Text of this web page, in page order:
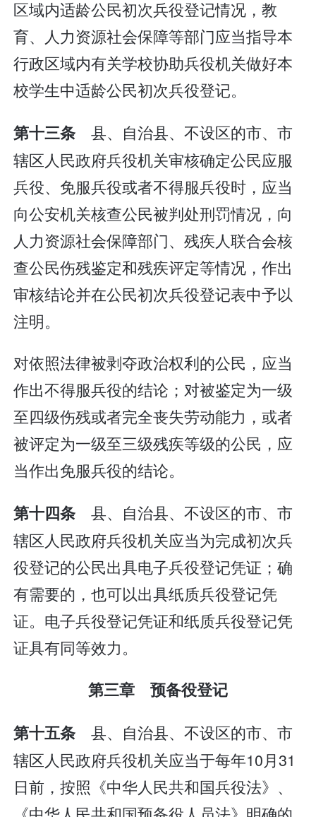
区域内适龄公民初次兵役登记情况，教
育、人力资源社会保障等部门应当指导本
行政区域内有关学校协助兵役机关做好本
校学生中适龄公民初次兵役登记。
第十三条县、自治县、不设区的市、市
辖区人民政府兵役机关审核确定公民应服
兵役、免服兵役或者不得服兵役时，应当
向公安机关核查公民被判处刑罚情况，向
人力资源社会保障部门、残疾人联合会核
查公民伤残鉴定和残疾评定等情况，作出
审核结论并在公民初次兵役登记表中予以
注明。
对依照法律被剥夺政治权利的公民，应当
作出不得服兵役的结论；对被鉴定为一级
至四级伤残或者完全丧失劳动能力，或者
被评定为一级至三级残疾等级的公民，应
当作出免服兵役的结论。
第十四条县、自治县、不设区的市、市
辖区人民政府兵役机关应当为完成初次兵
役登记的公民出具电子兵役登记凭证；确
有需要的，也可以出具纸质兵役登记凭
证。电子兵役登记凭证和纸质兵役登记凭
证具有同等效力。
第三章 预备役登记
第十五条县、自治县、不设区的市、市
辖区人民政府兵役机关应当于每年10月31
日前，按照《中华人民共和国兵役法》、